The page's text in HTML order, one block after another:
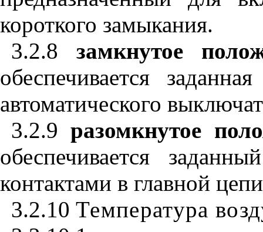
короткого замыкания.
3.2.8 замкнутое
обеспечивается
автоматического
3.2.9разомкнутое
обеспечивается
контактами в главной
3.2.10 Температура